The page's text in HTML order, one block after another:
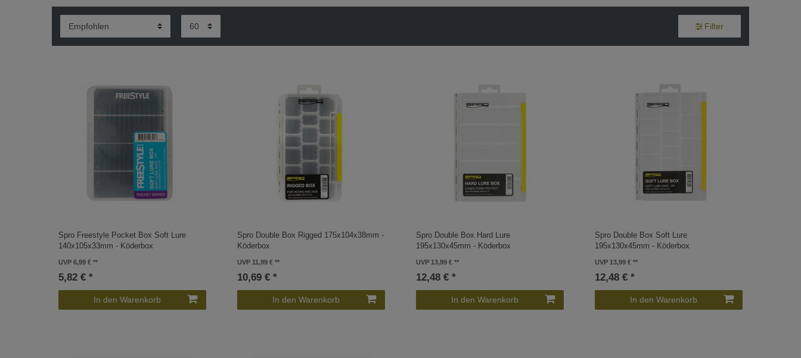
Filter
Spro Freestyle Pocket Box Soft Lure
140x105x33mm - Köderbox
UVP 6,99 €
5,82 € *
In den Warenkorb
Spro Double Box Rigged 175x104x38mm -
Köderbox
UVP 11,99 €
10,69 € *
In den Warenkorb
Spro Double Box Hard Lure
195x130x45mm - Köderbox
UVP 13,99 €
12,48 € *
In den Warenkorb
Spro Double Box Soft Lure
195x130x45mm - Köderbox
UVP 13,99 €
12,48 € *
In den Warenkorb